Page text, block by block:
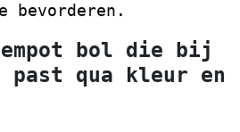
bevorderen.
bol die bij
qua kleur en